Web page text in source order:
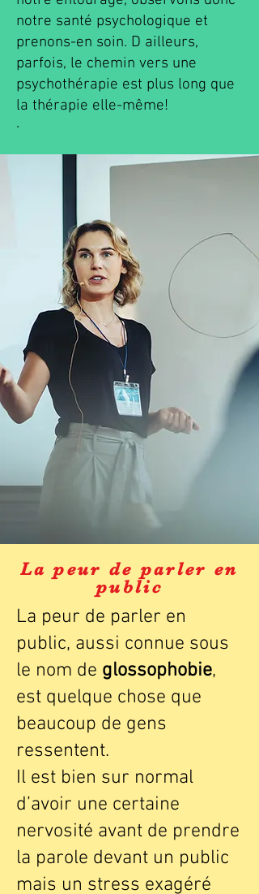
notre santé psychologique et
prenons-en soin. D ailleurs,
parfois, le chemin vers une
psychothérapie est plus long que
la thérapie elle-même!
·
La peur de parler en
public
La peur de parler en
public, aussi connue sous
le nom de glossophobie,
est quelque chose que
beaucoup de gens
ressentent.
Il est bien sur normal
d’avoir une certaine
nervosité avant de prendre
la parole devant un public
mais un stress exagéré